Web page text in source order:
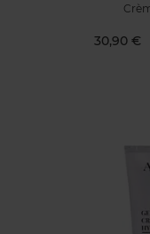
30,90 €